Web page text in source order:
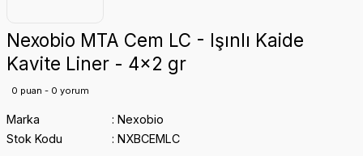
Nexobio MTA Cem LC - Işınlı Kaide
Kavite Liner - 4x2 gr
0 puan - 0 yorum
Marka
Nexobio
Stok Kodu
NXBCEMLC